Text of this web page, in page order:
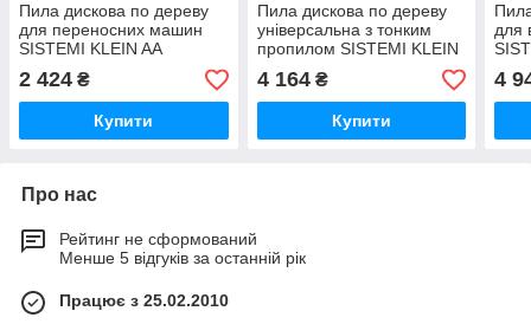
Пила дискова по дереву
для переносних машин
SISTEMI KLEIN AA
2 424 ₴
Купити
Пила дискова по дереву
універсальна з тонким
пропилом SISTEMI KLEIN
CG
4 164₴
Купити
для
4
Про нас
Рейтинг не сформований
Менше 5 відгуків за останній рік
Працює з 25.02.2010